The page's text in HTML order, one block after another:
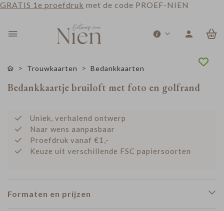
GRATIS 1e proefdruk met de code PROEF-NIEN
Trouwkaarten Bedankkaarten
Bedankkaartje bruiloft met foto en golfrand
Uniek, verhalend ontwerp
Naar wens aanpasbaar
Proefdruk vanaf €1,-
Keuze uit verschillende FSC papiersoorten
Formaten en prijzen